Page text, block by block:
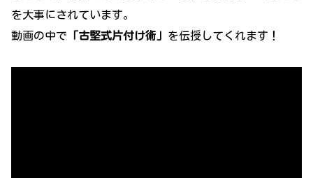
を大事にされています。
動画の中で 「古堅式片付け術」 を伝授してくれます！